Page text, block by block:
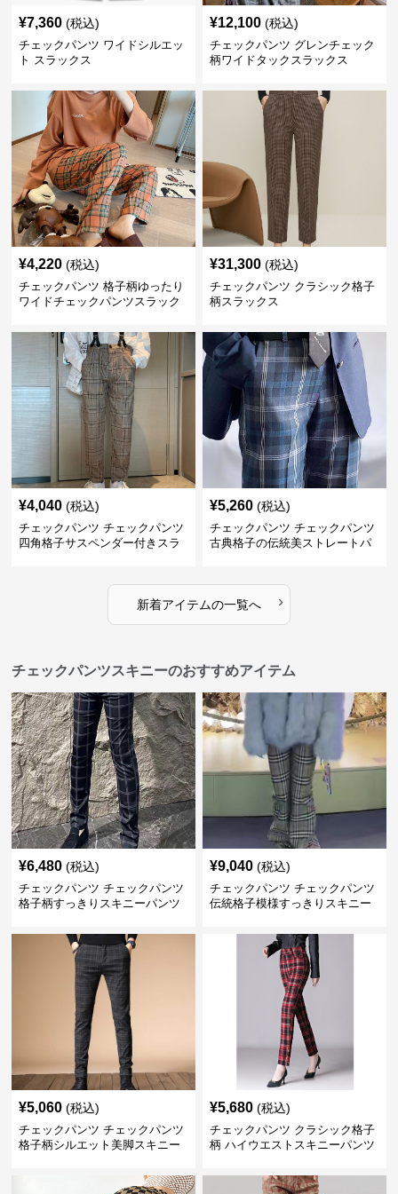
¥7,360 (税込)
チェックパンツ ワイドシルエッ
ト スラックス
¥12,100 (税込)
チェックパンツ グレンチェック
柄ワイドタックスラックス
¥4,220 (税込)
チェックパンツ 格子柄ゆったり
ワイドチェックパンツスラック
¥31,300 (税込)
チェックパンツ クラシック格子
柄スラックス
¥4,040 (税込)
チェックパンツ チェックパンツ
四角格子サスペンダー付きスラ
¥5,260 (税込)
チェックパンツ チェックパンツ
古典格子の伝統美ストレートパ
新着アイテムの一覧へ ›
チェックパンツスキニーのおすすめアイテム
¥6,480 (税込)
チェックパンツ チェックパンツ
格子柄すっきりスキニーパンツ
¥9,040 (税込)
チェックパンツ チェックパンツ
伝統格子模様すっきりスキニー
¥5,060 (税込)
チェックパンツ チェックパンツ
格子柄シルエット美脚スキニー
¥5,680 (税込)
チェックパンツ クラシック格子
柄 ハイウエストスキニーパンツ